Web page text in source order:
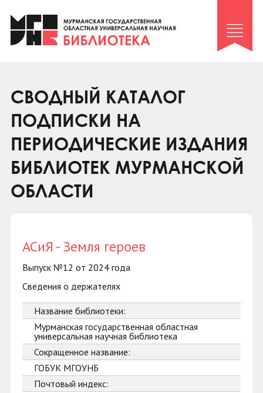
Клуб «Гиря и сельдерей»
Клуб «Семейный архив»
Коллегам
Контакты
СВОДНЫЙ КАТАЛОГ
ПОДПИСКИ НА
ПЕРИОДИЧЕСКИЕ ИЗДАНИЯ
БИБЛИОТЕК МУРМАНСКОЙ
ОБЛАСТИ
АСиЯ - Земля героев
Выпуск №12 от 2024 года
Сведения о держателях
Название библиотеки:
Мурманская государственная областная
универсальная научная библиотека
Сокращенное название:
ГОБУК МГОУНБ
Почтовый индекс: